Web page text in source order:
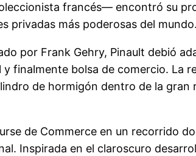
francés— encontró su
privadas más poderosas del mundo.
por Frank Gehry, Pinault debió
finalmente bolsa de comercio. La
de hormigón dentro de la
de Commerce en un recorrido
Inspirada en el claroscuro